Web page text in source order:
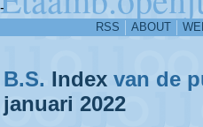
-
RSS ABOUT
B.S. Index van de
januari 2022